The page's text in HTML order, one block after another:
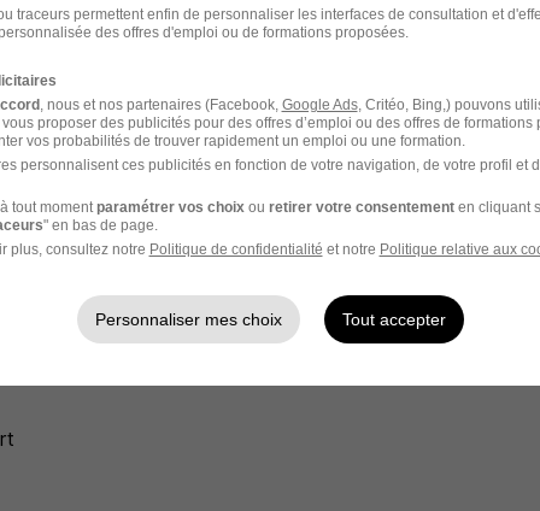
organisé et curieux et souhaitez découvrir les coulisses
gratuite en France.
une politique Diversité engagée afin de garantir l'équité de
ouverts aux personnes en situation de handicap.
traceurs permettent enfin de personnaliser les interfaces de consultation et
des offres d'emploi ou de formations proposées.
, nous et nos partenaires (Facebook, Google Ads, Critéo, Bing,) pouvons
proposer des publicités pour des offres d’emploi ou des offres de formations
vos probabilités de trouver rapidement un emploi ou une formation.
personnalisent ces publicités en fonction de votre navigation, de votre profil et
tout moment paramétrer vos choix ou retirer votre consentementen cliquant
" en bas de page.
plus, consultez notre Politique de confidentialité et notre Politique relative aux
Personnaliser mes choix Tout accepter